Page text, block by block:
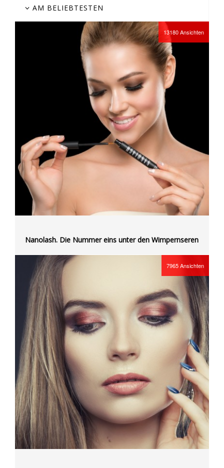
AM BELIEBTESTEN
13180Ansichten
Nanolash. Die Nummer eins unter den Wimpernseren
7965Ansichten